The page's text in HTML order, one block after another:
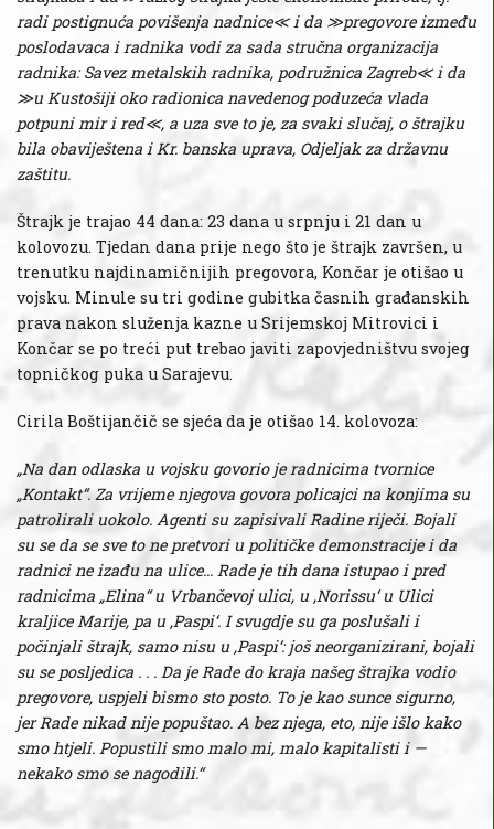
radi postignuća povišenja nadnice≪ i da ≫pregovore između
poslodavaca i radnika vodi za sada stručna organizacija
radnika: Savez metalskih radnika, podružnica Zagreb≪ i da
≫u Kustošiji oko radionica navedenog poduzeća vlada
potpuni mir i red≪, a uza sve to je, za svaki slučaj, o štrajku
bila obaviještena i Kr. banska uprava, Odjeljak za državnu
zaštitu.
Štrajk je trajao 44 dana: 23 dana u srpnju i 21 dan u
kolovozu. Tjedan dana prije nego što je štrajk završen, u
trenutku najdinamičnijih pregovora, Končar je otišao u
vojsku. Minule su tri godine gubitka časnih građanskih
prava nakon služenja kazne u Srijemskoj Mitrovici i
Končar se po treći put trebao javiti zapovjedništvu svojeg
topničkog puka u Sarajevu.
Cirila Boštijančič se sjeća da je otišao 14. kolovoza:
„Na dan odlaska u vojsku govorio je radnicima tvornice
„Kontakt“. Za vrijeme njegova govora policajci na konjima su
patrolirali uokolo. Agenti su zapisivali Radine riječi. Bojali
su se da se sve to ne pretvori u političke demonstracije i da
radnici ne izađu na ulice... Rade je tih dana istupao i pred
radnicima „Elina“ u Vrbančevoj ulici, u ,Norissu‘ u Ulici
kraljice Marije, pa u ,Paspi‘. I svugdje su ga poslušali i
počinjali štrajk, samo nisu u ,Paspi‘: još neorganizirani, bojali
su se posljedica . . . Da je Rade do kraja našeg štrajka vodio
pregovore, uspjeli bismo sto posto. To je kao sunce sigurno,
jer Rade nikad nije popuštao. A bez njega, eto, nije išlo kako
smo htjeli. Popustili smo malo mi, malo kapitalisti i —
nekako smo se nagodili.“